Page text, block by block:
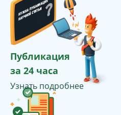
Публикация
за 24 часа
Узнать подробнее